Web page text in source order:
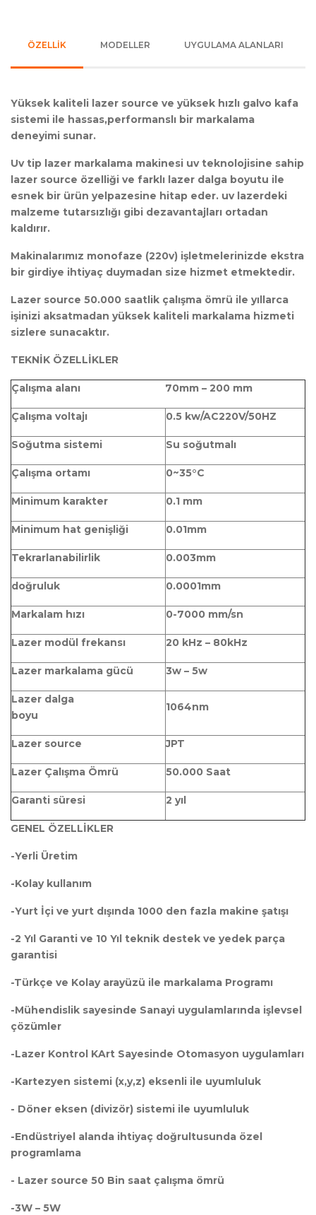
ÖZELLİK MODELLER UYGULAMA ALANLARI
Yüksek kaliteli lazer source ve yüksek hızlı galvo kafa
sistemi ile hassas,performanslı bir markalama
deneyimi sunar.
Uv tip lazer markalama makinesi uv teknolojisine sahip
lazer source özelliği ve farklı lazer dalga boyutu ile
esnek bir ürün yelpazesine hitap eder. uv lazerdeki
malzeme tutarsızlığı gibi dezavantajları ortadan
kaldırır.
Makinalarımız monofaze (220v) işletmelerinizde ekstra
bir girdiye ihtiyaç duymadan size hizmet etmektedir.
Lazer source 50.000 saatlik çalışma ömrü ile yıllarca
işinizi aksatmadan yüksek kaliteli markalama hizmeti
sizlere sunacaktır.
TEKNİK ÖZELLİKLER
Çalışma alanı 70mm – 200 mm
Çalışma voltajı 0.5 kw/AC220V/50HZ
Soğutma sistemi Su soğutmalı
Çalışma ortamı 0~35°C
Minimum karakter 0.1 mm
Minimum hat genişliği 0.01mm
Tekrarlanabilirlik 0.003mm
doğruluk 0.0001mm
Markalam hızı 0-7000 mm/sn
Lazer modül frekansı 20 kHz – 80kHz
Lazer markalama gücü 3w – 5w
Lazer dalga
boyu
1064nm
Lazer source JPT
Lazer Çalışma Ömrü 50.000 Saat
Garanti süresi 2 yıl
GENEL ÖZELLİKLER
-Yerli Üretim
-Kolay kullanım
-Yurt İçi ve yurt dışında 1000 den fazla makine şatışı
-2 Yıl Garanti ve 10 Yıl teknik destek ve yedek parça
garantisi
-Türkçe ve Kolay arayüzü ile markalama Programı
-Mühendislik sayesinde Sanayi uygulamlarında işlevsel
çözümler
-Lazer Kontrol KArt Sayesinde Otomasyon uygulamları
-Kartezyen sistemi (x,y,z) eksenli ile uyumluluk
- Döner eksen (divizör) sistemi ile uyumluluk
-Endüstriyel alanda ihtiyaç doğrultusunda özel
programlama
- Lazer source 50 Bin saat çalışma ömrü
-3W – 5W